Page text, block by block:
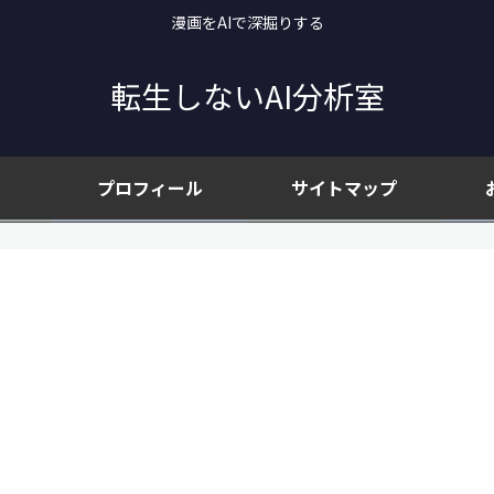
漫画をAIで深掘りする
転生しないAI分析室
プロフィール サイトマップ